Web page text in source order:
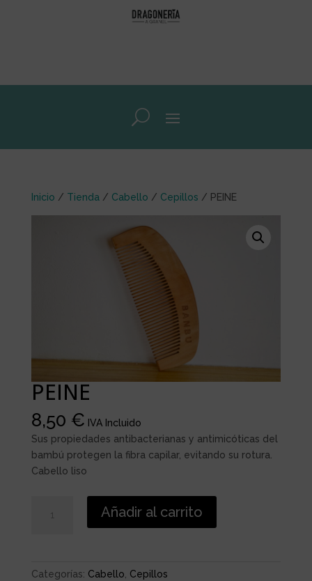
Inicio / Tienda / Cabello / Cepillos / PEINE
PEINE
8,50 € IVA Incluido
Sus propiedades antibacterianas y antimicóticas del
bambú protegen la fibra capilar, evitando su rotura.
Cabello liso
cantidad
Añadir al carrito
Categorías: Cabello, Cepillos